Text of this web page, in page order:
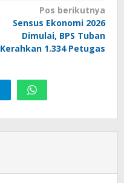
Pos berikutnya
Sensus Ekonomi 2026
Dimulai, BPS Tuban
Kerahkan 1.334 Petugas